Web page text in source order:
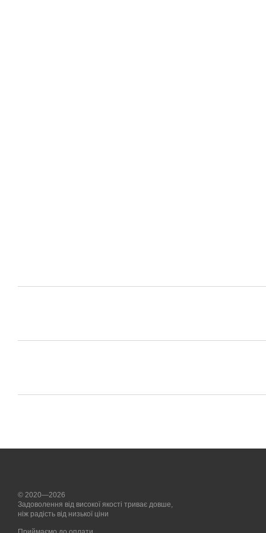
© 2020—2026
Задоволення від високої якості триває довше,
ніж радість від низької ціни